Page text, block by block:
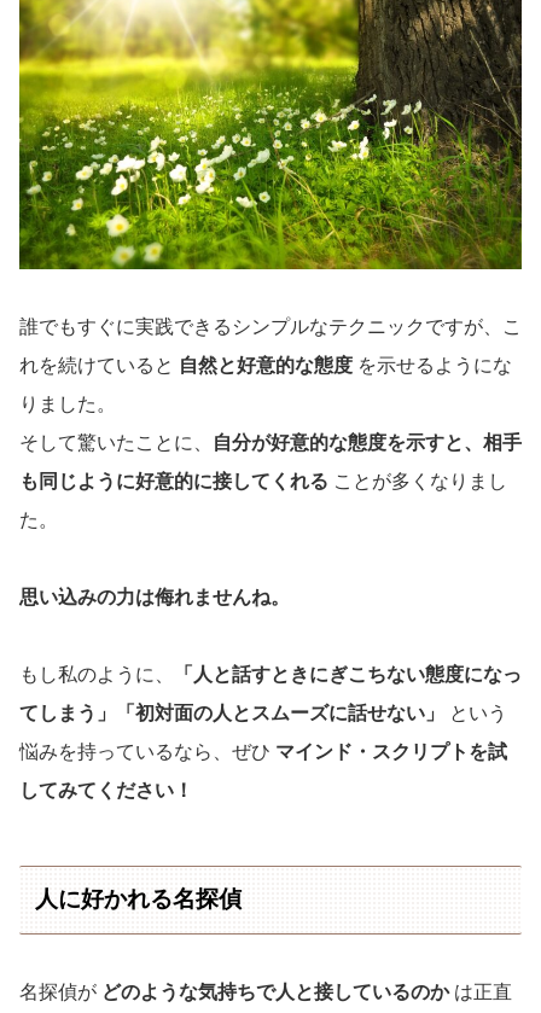
誰でもすぐに実践できるシンプルなテクニックですが、こ
れを続けていると 自然と好意的な態度 を示せるようにな
りました。
そして驚いたことに、
自分が好意的な態度を示すと、相手
も同じように好意的に接してくれる ことが多くなりまし
た。
思い込みの力は侮れませんね。
もし私のように、
「人と話すときにぎこちない態度になっ
てしまう」「初対面の人とスムーズに話せない」
という
悩みを持っているなら、ぜひ マインド・スクリプトを試
してみてください！
人に好かれる名探偵
名探偵が どのような気持ちで人と接しているのかは正直